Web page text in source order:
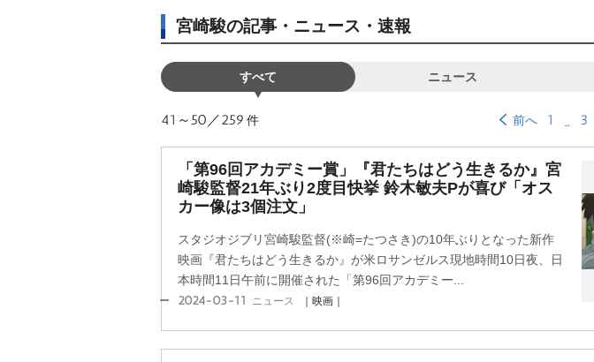
宮崎駿の記事・ニュース・速報
すべて ニュース
41～50／259 件 前へ 1 3
「第96回アカデミー賞」『君たちはどう生きるか』宮
崎駿監督21年ぶり2度目快挙 鈴木敏夫Pが喜び「オス
カー像は3個注文」
スタジオジブリ宮崎駿監督(※崎=たつさき)の10年ぶりとなった新作
映画『君たちはどう生きるか』が米ロサンゼルス現地時間10日夜、日
本時間11日午前に開催された「第96回アカデミー...
2024-03-11 ニュース ｜映画｜